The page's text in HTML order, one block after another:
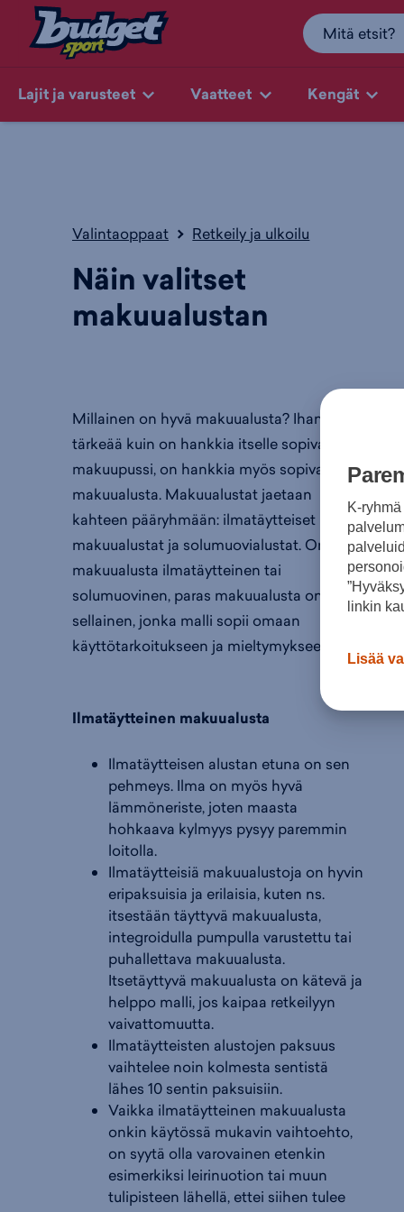
Lajit ja varusteet Vaatteet Kengät
Valintaoppaat Retkeily ja ulkoilu
Näin valitset
makuualustan
Millainen on hyvä makuualusta? Ihan yhtä
tärkeää kuin on hankkia itselle sopiva
makuupussi, on hankkia myös sopiva
makuualusta. Makuualustat jaetaan
kahteen pääryhmään: ilmatäytteiset
makuualustat ja solumuovialustat. Onpa
makuualusta ilmatäytteinen tai
solumuovinen, paras makuualusta on
sellainen, jonka malli sopii omaan
käyttötarkoitukseen ja mieltymykseen.
Ilmatäytteinen makuualusta
Ilmatäytteisen alustan etuna on sen
pehmeys. Ilma on myös hyvä
lämmöneriste, joten maasta
hohkaava kylmyys pysyy paremmin
loitolla.
Ilmatäytteisiä makuualustoja on hyvin
eripaksuisia ja erilaisia, kuten ns.
itsestään täyttyvä makuualusta,
integroidulla pumpulla varustettu tai
puhallettava makuualusta.
Itsetäyttyvä makuualusta on kätevä ja
helppo malli, jos kaipaa retkeilyyn
vaivattomuutta.
Ilmatäytteisten alustojen paksuus
vaihtelee noin kolmesta sentistä
lähes 10 sentin paksuisiin.
Vaikka ilmatäytteinen makuualusta
onkin käytössä mukavin vaihtoehto,
on syytä olla varovainen etenkin
esimerkiksi leirinuotion tai muun
tulipisteen lähellä, ettei siihen tulee
K-
linkin
Lisää